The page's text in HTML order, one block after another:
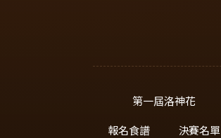
第一屆洛神花
報名食譜
決賽名單